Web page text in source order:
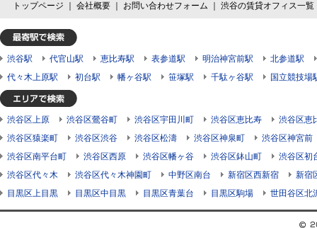
トップページ 会社概要 お問い合わせフォーム 渋谷の賃貸オフィス一覧
渋谷駅 代官山駅 恵比寿駅 表参道駅 明治神宮前駅
北参道駅
代々木上原駅
初台駅 幡ヶ谷駅 笹塚駅 千駄ヶ谷駅 国立競技場
渋谷区上原 渋谷区鶯谷町 渋谷区宇田川町 渋谷区恵比寿
渋谷区恵
渋谷区猿楽町
渋谷区渋谷 渋谷区松濤 渋谷区神泉町
渋谷区神宮前
渋谷区南平台町
渋谷区西原 渋谷区幡ヶ谷 渋谷区鉢山町
渋谷区初
渋谷区代々木
渋谷区代々木神園町 中野区南台 新宿区西新宿
新宿
目黒区上目黒
目黒区中目黒 目黒区青葉台 目黒区駒場 世田谷区北